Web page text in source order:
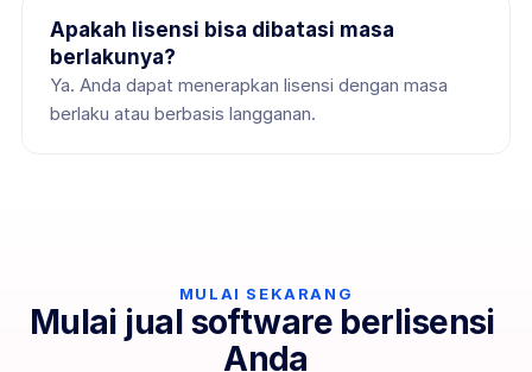
Apakah lisensi bisa dibatasi masa
berlakunya?
Ya. Anda dapat menerapkan lisensi dengan masa
berlaku atau berbasis langganan.
MULAI SEKARANG
Mulai jual software berlisensi
Anda